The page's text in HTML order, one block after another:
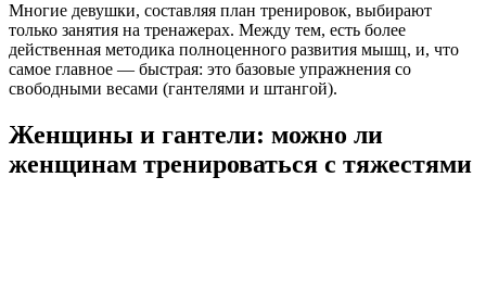
Многие девушки, составляя план тренировок, выбирают
только занятия на тренажерах. Между тем, есть более
действенная методика полноценного развития мышц, и, что
самое главное — быстрая: это базовые упражнения со
свободными весами (гантелями и штангой).
Женщины и гантели: можно ли
женщинам тренироваться с тяжестями